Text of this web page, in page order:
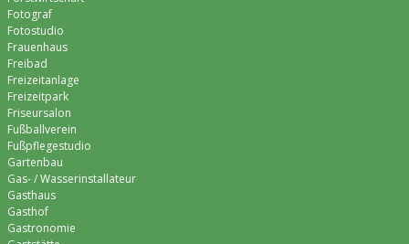
Fotograf
Fotostudio
Frauenhaus
Freibad
Freizeitanlage
Freizeitpark
Friseursalon
Fußballverein
Fußpflegestudio
Gartenbau
Gas- / Wasserinstallateur
Gasthaus
Gasthof
Gastronomie